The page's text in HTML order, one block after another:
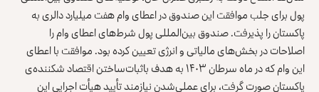
پول برای جلب موافقت این صندوق در اعطای وام هفت میلیارد دالری به
پاکستان را پذیرفت. صندوق بین‌المللی پول شرط‌های اعطای وام را
اصلاحات در بخش‌های مالیاتی و انرژی تعیین کرده بود. موافقت با اعطای
این وام که در ماه سرطان ۱۴۰۳ به هدف باثبات‌ساختن اقتصاد شکننده‌ی
پاکستان صورت گرفت، برای عملی‌شدن نیازمند تأیید هیأت اجرایی این